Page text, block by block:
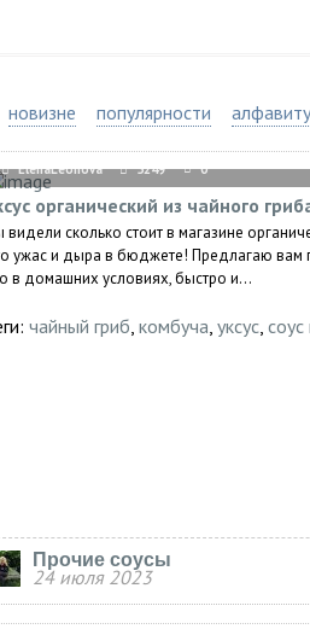
новизне популярности алфавиту
ElenaLeonova 5249 0
органический из чайного
видели сколько стоит в магазине
ужас и дыра в бюджете! Предлагаю вам
в домашних условиях, быстро и...
чайный гриб, комбуча, уксус, соус
Прочие соусы
24 июля 2023